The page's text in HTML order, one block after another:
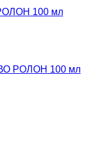
100 мл
РОЛОН 100 мл